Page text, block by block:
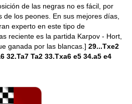
de las negras no es fácil, por
de los peones. En sus mejores días,
experto en este tipo de
reciente es la partida Karpov - Hort,
ganada por las blancas.] 29...Txe2
32.Ta7 Ta2 33.Txa6 e5 34.a5 e4